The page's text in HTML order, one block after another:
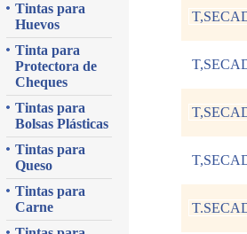
Tintas para
Huevos
Tinta para
Protectora de
Cheques
Tintas para
Bolsas Plásticas
Tintas para
Queso
Tintas para
Carne